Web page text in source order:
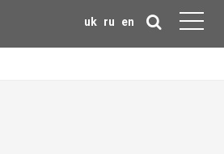
uk ru en